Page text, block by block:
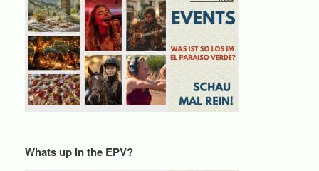
Whats up in the EPV?